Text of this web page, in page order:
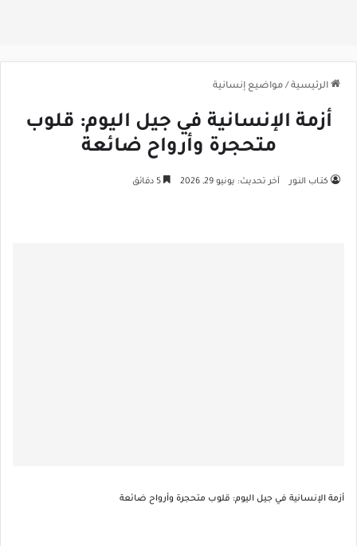
الرئيسية / مواضيع إنسانية
أزمة الإنسانية في جيل اليوم: قلوب
متحجرة وأرواح ضائعة
كتـاب النـور آخر تحديث: يونيو 29, 2026
أزمة الإنسانية في جيل اليوم: قلوب متحجرة وأرواح ضائعة